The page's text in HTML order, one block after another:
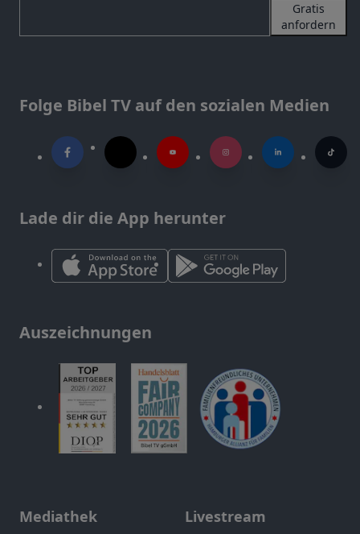
Gratis
anfordern
Folge Bibel TV auf den sozialen Medien
Lade dir die App herunter
Auszeichnungen
Mediathek Livestream